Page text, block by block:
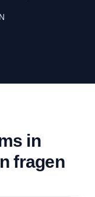
in
fragen